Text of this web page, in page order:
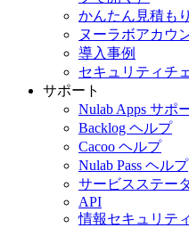
かんたん見積もり
ヌーラボアカウ
導入事例
セキュリティチ
サポート
Nulab Apps サポ
Backlog ヘルプ
Cacoo ヘルプ
Nulab Pass ヘルプ
サービスステー
API
情報セキュリテ